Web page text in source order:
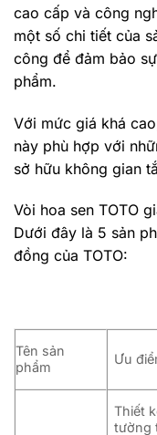
cao cấp và công
một số chi tiết của
công để đảm bảo
phẩm.
Với mức giá khá
này phù hợp với
sở hữu không gian
Vòi hoa sen TOTO
Dưới đây là 5 sản
đồng của TOTO:
Tên sản
phẩm
Ưu
Thiết
tường